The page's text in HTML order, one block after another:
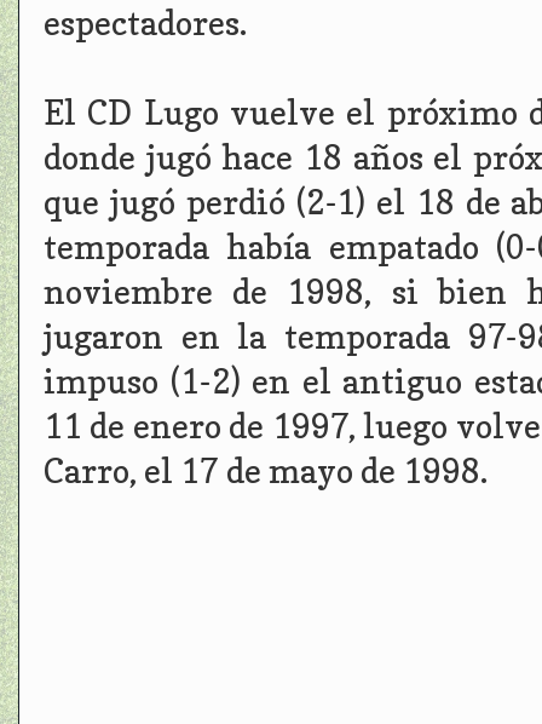
espectadores.
El CD Lugo vuelve el próximo
donde jugó hace 18 años el
que jugó perdió (2-1) el 18 de
temporada había empatado
noviembre de 1998, si bien
jugaron en la temporada 97-
impuso (1-2) en el antiguo
11 de enero de 1997, luego
Carro, el 17 de mayo de 1998.